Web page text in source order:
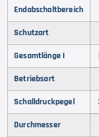
Endabschaltbereich
Schutzart
Gesamtlänge I
Betriebsart
Schalldruckpegel
Durchmesser